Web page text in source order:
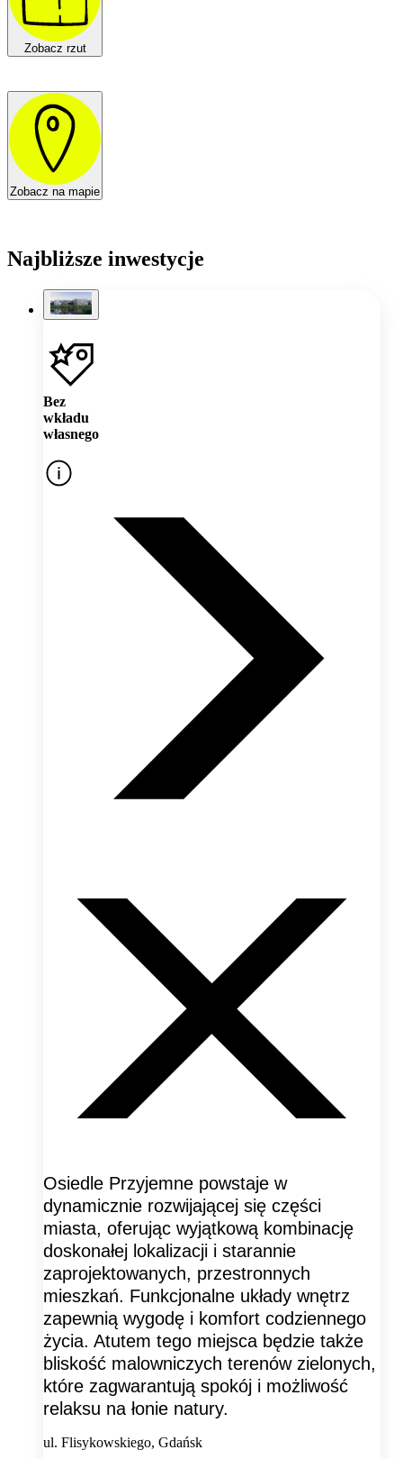
Zobacz rzut
Zobacz na mapie
Najbliższe inwestycje
Bez
wkładu
własnego
Osiedle Przyjemne powstaje w
dynamicznie rozwijającej się części
miasta, oferując wyjątkową kombinację
doskonałej lokalizacji i starannie
zaprojektowanych, przestronnych
mieszkań. Funkcjonalne układy wnętrz
zapewnią wygodę i komfort codziennego
życia. Atutem tego miejsca będzie także
bliskość malowniczych terenów zielonych,
które zagwarantują spokój i możliwość
relaksu na łonie natury.
ul. Flisykowskiego, Gdańsk